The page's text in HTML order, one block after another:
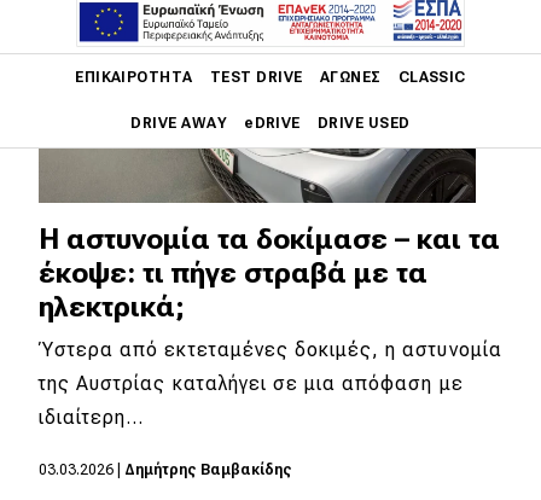
ΕΠΙΚΑΙΡΌΤΗΤΑ TEST DRIVE ΑΓΏΝΕΣ CLASSIC
DRIVE AWAY eDRIVE DRIVE USED
Επικαιρότητα
Νέα μοντέλα
Πρωτότυπα
Ελλάδα
Κόσμος
Η αστυνομία τα δοκίμασε – και τα
έκοψε: τι πήγε στραβά με τα
ηλεκτρικά;
Ύστερα από εκτεταμένες δοκιμές, η αστυνομία
της Αυστρίας καταλήγει σε μια απόφαση με
ιδιαίτερη…
03.03.2026 Δημήτρης Βαμβακίδης